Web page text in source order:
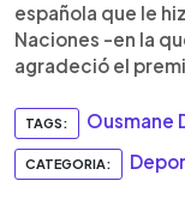
española que le
Naciones -en la
agradeció el
TAGS: Ousmane
CATEGORIA: